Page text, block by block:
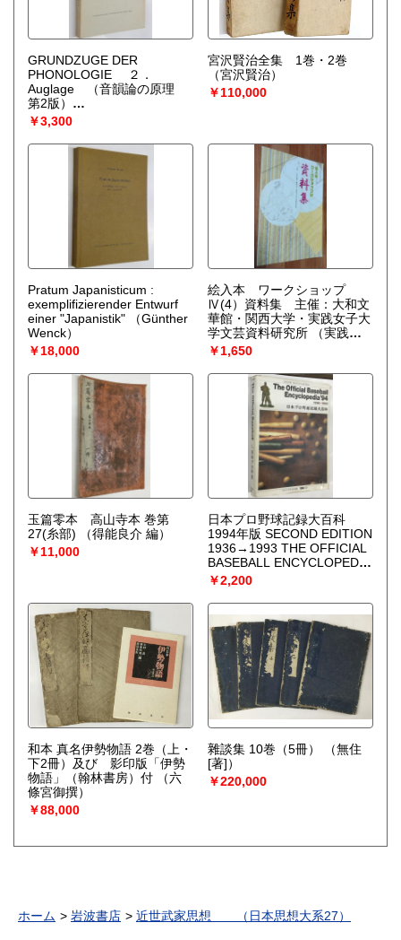
GRUNDZUGE DER
PHONOLOGIE ２．
Auglage （音韻論の原理
第2版）
（N..S.TRUBETZKOY）
￥3,300
宮沢賢治全集 1巻・2巻
（宮沢賢治）
￥110,000
Pratum Japanisticum :
exemplifizierender Entwurf
einer "Japanistik"
（Günther
Wenck）
￥18,000
絵入本 ワークショップ
Ⅳ(4）資料集 主催：大和文
華館・関西大学・実践女子大
学文芸資料研究所
（実践女
子大学文芸資料研究所：編）
￥1,650
玉篇零本 高山寺本 巻第
27(糸部)
（得能良介 編）
￥11,000
日本プロ野球記録大百科
1994年版 SECOND EDITION
1936→1993 THE OFFICIAL
BASEBALL ENCYCLOPEDIA
‘94 （日本野球機構機構IBM
BISデータ本部）
￥2,200
和本 真名伊勢物語 2巻（上・
下2冊）及び 影印版「伊勢
物語」（翰林書房）付
（六
條宮御撰）
￥88,000
雜談集 10巻（5冊）
（無住
[著]）
￥220,000
ホーム 岩波書店 近世武家思想 （日本思想大系27）